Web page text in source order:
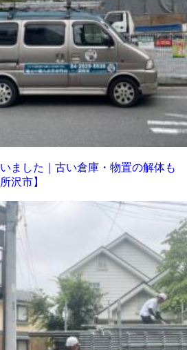
ました｜古い倉庫・物置の解体も
沢市】